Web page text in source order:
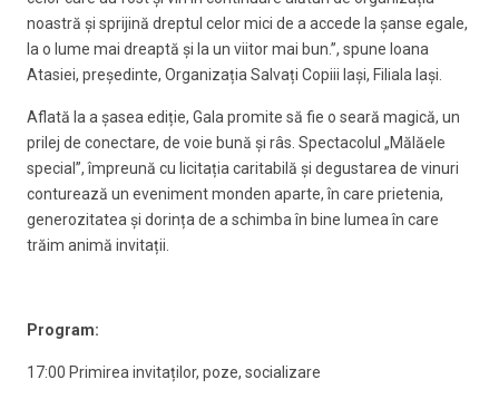
noastră și sprijină dreptul celor mici de a accede la șanse egale,
la o lume mai dreaptă și la un viitor mai bun.”, spune Ioana
Atasiei, președinte, Organizația Salvați Copiii Iași, Filiala Iași.
Aflată la a șasea ediție, Gala promite să fie o seară magică, un
prilej de conectare, de voie bună și râs. Spectacolul „Mălăele
special”, împreună cu licitația caritabilă și degustarea de vinuri
conturează un eveniment monden aparte, în care prietenia,
generozitatea și dorința de a schimba în bine lumea în care
trăim animă invitații.
Program:
17:00 Primirea invitaților, poze, socializare